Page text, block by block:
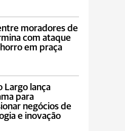
moradores de
com ataque
em praça
Largo lança
para
negócios de
e inovação